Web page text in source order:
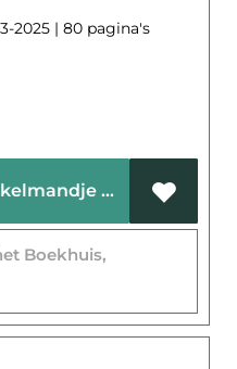
2025 | 80 pagina's
Voeg toe aan mijn winkelmandje
Boekhuis,